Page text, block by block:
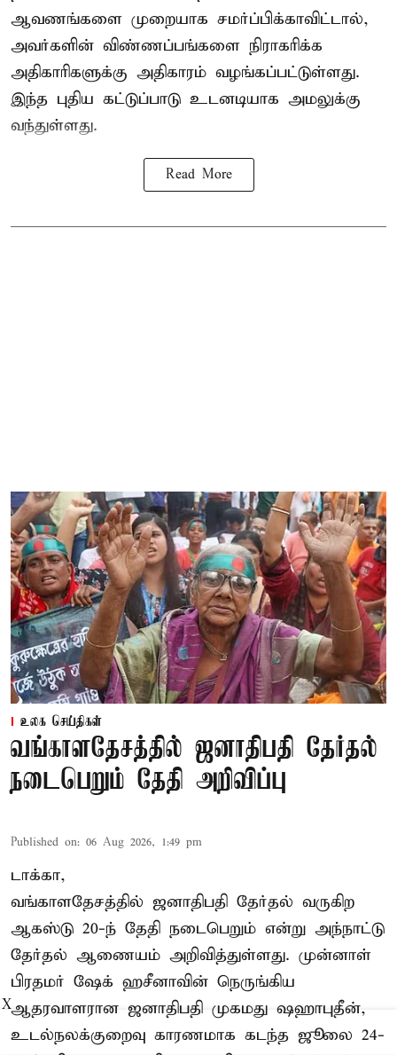
ஆவணங்களை முறையாக சமர்ப்பிக்காவிட்டால்,
அவர்களின் விண்ணப்பங்களை நிராகரிக்க
அதிகாரிகளுக்கு அதிகாரம் வழங்கப்பட்டுள்ளது.
இந்த புதிய கட்டுப்பாடு உடனடியாக அமலுக்கு
வந்துள்ளது.
Read More
உலக செய்திகள்
வங்காளதேசத்தில் ஜனாதிபதி தேர்தல்
நடைபெறும் தேதி அறிவிப்பு
Published on: 06 Aug 2026, 1:49 pm
டாக்கா,
வங்காளதேசத்தில் ஜனாதிபதி தேர்தல் வருகிற
ஆகஸ்டு 20-ந் தேதி நடைபெறும் என்று அந்நாட்டு
தேர்தல் ஆணையம் அறிவித்துள்ளது. முன்னாள்
பிரதமர் ஷேக் ஹசீனாவின் நெருங்கிய
ஆதரவாளரான ஜனாதிபதி முகமது ஷஹாபுதீன்,
உடல்நலக்குறைவு காரணமாக கடந்த ஜூலை 24-
X